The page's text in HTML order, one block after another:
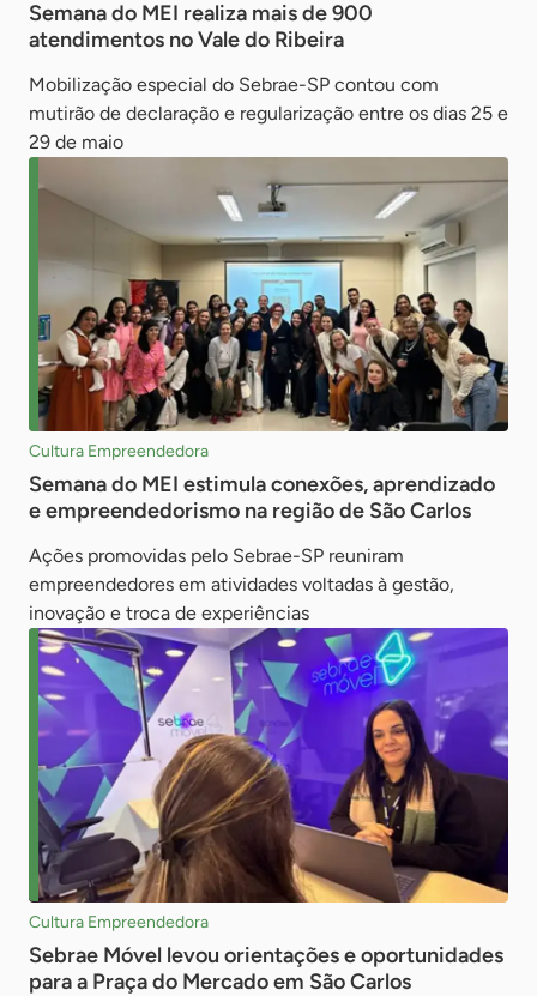
Semana do MEI realiza mais de 900
atendimentos no Vale do Ribeira
Mobilização especial do Sebrae-SP contou com
mutirão de declaração e regularização entre os dias 25 e
29 de maio
Cultura Empreendedora
Semana do MEI estimula conexões, aprendizado
e empreendedorismo na região de São Carlos
Ações promovidas pelo Sebrae-SP reuniram
empreendedores em atividades voltadas à gestão,
inovação e troca de experiências
Cultura Empreendedora
Sebrae Móvel levou orientações e oportunidades
para a Praça do Mercado em São Carlos